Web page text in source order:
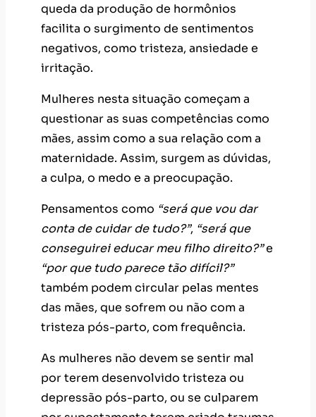
questionar as suas competências como
mães, assim como a sua relação com a
maternidade. Assim, surgem as dúvidas,
a culpa, o medo e a preocupação.
Pensamentos como“será que vou dar
conta de cuidar de tudo?”,“será que
conseguirei educar meu filho direito?”
“por que tudo parece tão difícil?”
também podem circular pelas mentes
das mães, que sofrem ou não com a
tristeza pós-parto, com frequência.
As mulheres não devem se sentir mal
por terem desenvolvido tristeza ou
depressão pós-parto, ou se culparem
por supostamente terem criado traumas
nos filhos. Assim que notarem a
persistência de sentimentos e emoções
negativas em seu cotidiano,
que as mães procurem ajuda
profissional para cuidarem da sua saúde